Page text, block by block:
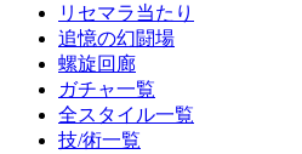
リセマラ当たり
追憶の幻闘場
螺旋回廊
ガチャ一覧
全スタイル一覧
技/術一覧